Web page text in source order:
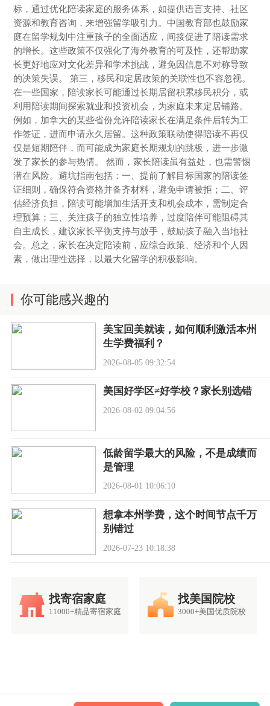
标，通过优化陪读家庭的服务体系，如提供语言支持、社区
资源和教育咨询，来增强留学吸引力。中国教育部也鼓励家
庭在留学规划中注重孩子的全面适应，间接促进了陪读需求
的增长。这些政策不仅强化了海外教育的可及性，还帮助家
长更好地应对文化差异和学术挑战，避免因信息不对称导致
的决策失误。 第三，移民和定居政策的关联性也不容忽视。
在一些国家，陪读家长可能通过长期居留积累移民积分，或
利用陪读期间探索就业和投资机会，为家庭未来定居铺路。
例如，加拿大的某些省份允许陪读家长在满足条件后转为工
作签证，进而申请永久居留。这种政策联动使得陪读不再仅
仅是短期陪伴，而可能成为家庭长期规划的跳板，进一步激
发了家长的参与热情。 然而，家长陪读虽有益处，也需警惕
潜在风险。避坑指南包括：一、提前了解目标国家的陪读签
证细则，确保符合资格并备齐材料，避免申请被拒；二、评
估经济负担，陪读可能增加生活开支和机会成本，需制定合
理预算；三、关注孩子的独立性培养，过度陪伴可能阻碍其
自主成长，建议家长平衡支持与放手，鼓励孩子融入当地社
会。总之，家长在决定陪读前，应综合政策、经济和个人因
素，做出理性选择，以最大化留学的积极影响。
你可能感兴趣的
美宝回美就读，如何顺利激活本州
生学费福利？
2026-08-05 09:32:54
美国好学区≠好学校？家长别选错
2026-08-02 09:04:56
低龄留学最大的风险，不是成绩而
是管理
2026-08-01 10:06:10
想拿本州学费，这个时间节点千万
别错过
2026-07-23 10:18:38
找寄宿家庭
11000+精品寄宿家庭
找美国院校
3000+美国优质院校